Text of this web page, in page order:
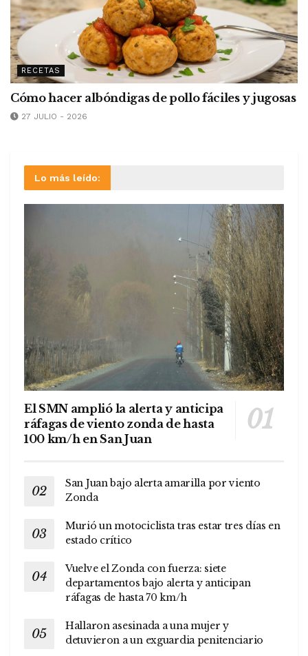
RECETAS
Cómo hacer albóndigas de pollo fáciles y jugosas
27 JULIO - 2026
Lo más leído:
El SMN amplió la alerta y anticipa
ráfagas de viento zonda de hasta
100 km/h en San Juan
San Juan bajo alerta amarilla por viento
Zonda
Murió un motociclista tras estar tres días en
estado crítico
Vuelve el Zonda con fuerza: siete
departamentos bajo alerta y anticipan
ráfagas de hasta 70 km/h
Hallaron asesinada a una mujer y
detuvieron a un exguardia penitenciario